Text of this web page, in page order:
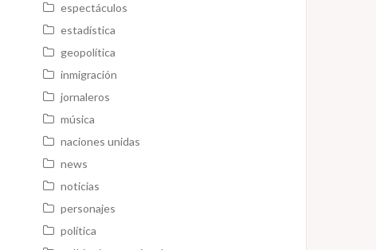
espectáculos
estadística
geopolítica
inmigración
jornaleros
música
naciones unidas
news
noticias
personajes
política